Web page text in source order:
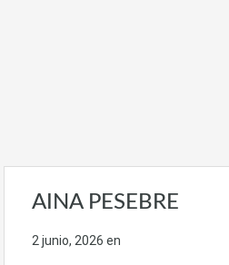
AINA PESEBRE
2 junio, 2026 en